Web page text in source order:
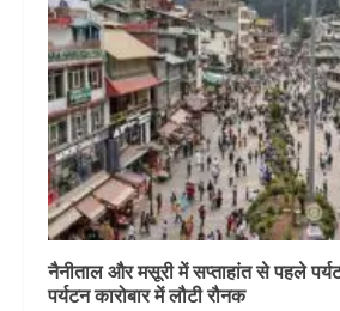
नैनीताल और मसूरी में सप्ताहांत से पहले
पर्यटन कारोबार में लौटी रौनक